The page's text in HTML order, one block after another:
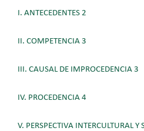
I. ANTECEDENTES 2
II. COMPETENCIA 3
III. CAUSAL DE IMPROCEDENCIA 3
IV. PROCEDENCIA 4
V. PERSPECTIVA INTERCULTURAL